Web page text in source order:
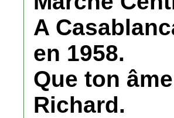
A
en 1958.
Que ton
Richard.